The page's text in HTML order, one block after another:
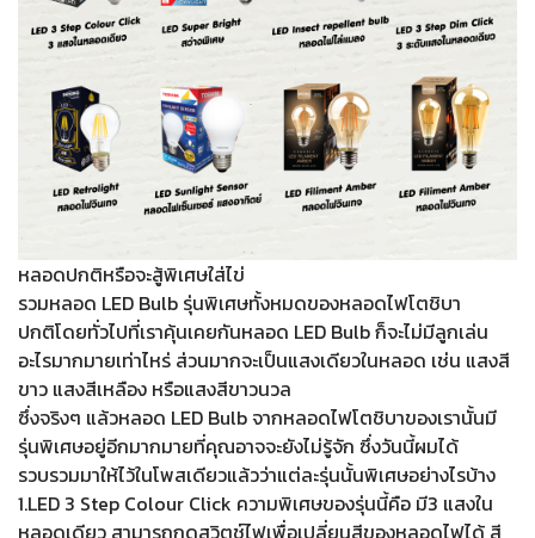
หลอดปกติหรือจะสู้พิเศษใส่ไข่
รวมหลอด LED Bulb รุ่นพิเศษทั้งหมดของหลอดไฟโตชิบา
ปกติโดยทั่วไปที่เราคุ้นเคยกันหลอด LED Bulb ก็จะไม่มีลูกเล่น
อะไรมากมายเท่าไหร่ ส่วนมากจะเป็นแสงเดียวในหลอด เช่น แสงสี
ขาว แสงสีเหลือง หรือแสงสีขาวนวล
ซึ่งจริงๆ แล้วหลอด LED Bulb จากหลอดไฟโตชิบาของเรานั้นมี
รุ่นพิเศษอยู่อีกมากมายที่คุณอาจจะยังไม่รู้จัก ซึ่งวันนี้ผมได้
รวบรวมมาให้ไว้ในโพสเดียวแล้วว่าแต่ละรุ่นนั้นพิเศษอย่างไรบ้าง
1.LED 3 Step Colour Click ความพิเศษของรุ่นนี้คือ มี3 แสงใน
หลอดเดียว สามารถกดสวิตช์ไฟเพื่อเปลี่ยนสีของหลอดไฟได้ สี